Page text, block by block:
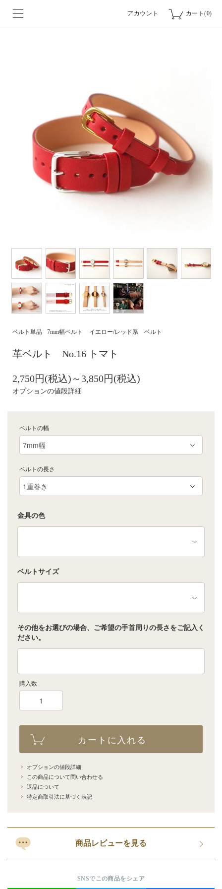
アカウント カート(0)
ベルト単品 7mm幅ベルト イエロー/レッド系 ベルト
革ベルト No.16 トマト
2,750円(税込)～3,850円(税込)
オプションの値段詳細
ベルトの幅
ベルトの長さ
金具の色
ベルトサイズ
その他をお選びの場合、ご希望の手首周りの長さをご記入く
ださい。
購入数
カートに入れる
オプションの値段詳細
この商品について問い合わせる
返品について
特定商取引法に基づく表記
商品レビューを見る
SNSでこの商品をシェア